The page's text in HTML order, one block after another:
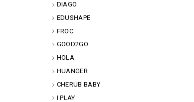
DIAGO
EDUSHAPE
FROC
GOOD2GO
HOLA
HUANGER
CHERUB BABY
I PLAY